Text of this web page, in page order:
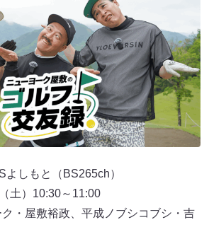
しもと（BS265ch）
土）10:30～11:00
・屋敷裕政、平成ノブシコブシ・吉